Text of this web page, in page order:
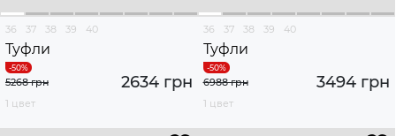
36 37 38 39 40
Туфли
2634 грн
5268 грн
1 цвет
36 37 38 39 40
Туфли
3494 грн
6988 грн
1 цвет